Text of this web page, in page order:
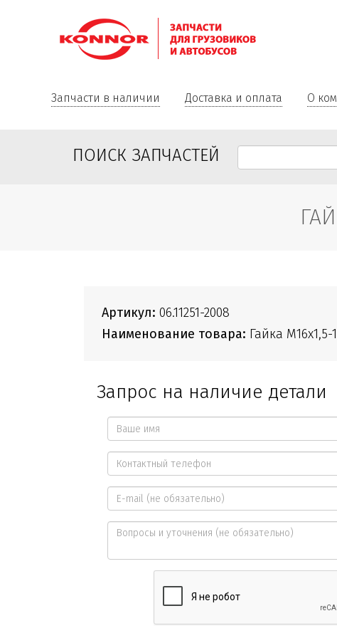
Запчасти в наличии Доставка и оплата О
ПОИСК ЗАПЧАСТЕЙ
Артикул: 06.11251-2008
Наименование товара: Гайка M16x1,5-
Запрос на наличие детали
Ваше
имя
*
Контактный
телефон
*
E-
mail
Вопросы
уточнения